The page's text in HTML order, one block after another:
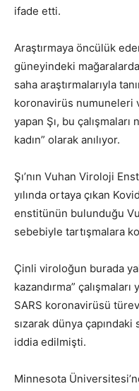
ifade etti.
Araştırmaya öncülük
güneyindeki
saha araştırmalarıyla
koronavirüs
yapan Şı, bu
kadın” olarak anılıyor.
Şı’nın Vuhan Viroloji
yılında ortaya çıkan
enstitünün bulunduğu
sebebiyle tartışmalara
Çinli viroloğun burada
kazandırma”
SARS koronavirüsü
sızarak dünya çapındaki
iddia edilmişti.
Minnesota